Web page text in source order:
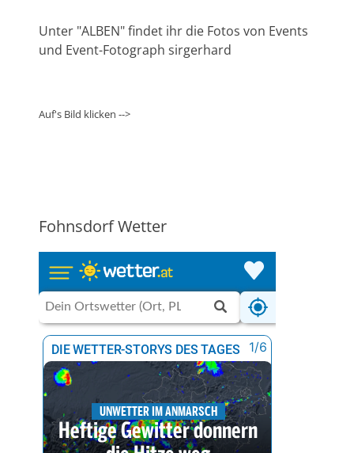
Unter "ALBEN" findet ihr die Fotos von Events
und Event-Fotograph sirgerhard
Auf's Bild klicken -->
Fohnsdorf Wetter